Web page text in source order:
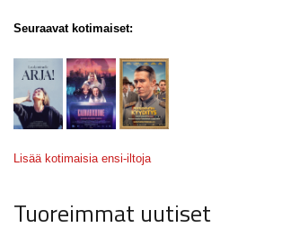
Seuraavat kotimaiset:
Lisää kotimaisia ensi-iltoja
Tuoreimmat uutiset